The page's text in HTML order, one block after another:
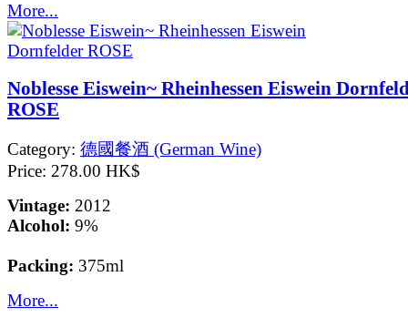
More...
Noblesse Eiswein~ Rheinhessen Eiswein
ROSE
Category: 德國餐酒 (German Wine)
Price: 278.00 HK$
Vintage: 2012
Alcohol: 9%
Packing: 375ml
More...